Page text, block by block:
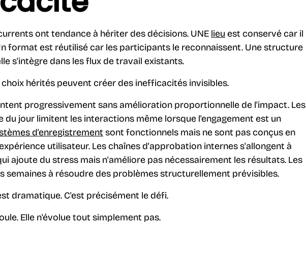
ont tendance à hériter des décisions. UNE lieu est conservé car il
format est réutilisé car les participants le reconnaissent. Une structure
s'intègre dans les flux de travail existants.
hérités peuvent créer des inefficacités invisibles.
progressivement sans amélioration proportionnelle de l'impact. Les
du jour limitent les interactions même lorsque l'engagement est un
d'enregistrement sont fonctionnels mais ne sont pas conçus en
utilisateur. Les chaînes d'approbation internes s'allongent à
ajoute du stress mais n'améliore pas nécessairement les résultats. Les
semaines à résoudre des problèmes structurellement prévisibles.
dramatique. C'est précisément le défi.
Elle n'évolue tout simplement pas.